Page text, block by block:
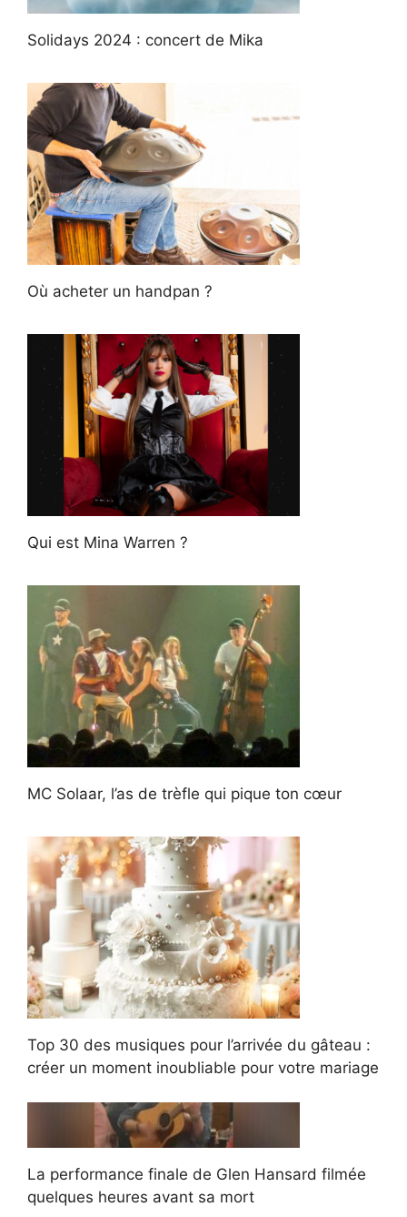
Solidays 2024 : concert de Mika
Où acheter un handpan ?
Qui est Mina Warren ?
MC Solaar, l’as de trèfle qui pique ton cœur
Top 30 des musiques pour l’arrivée du gâteau :
créer un moment inoubliable pour votre mariage
La performance finale de Glen Hansard filmée
quelques heures avant sa mort